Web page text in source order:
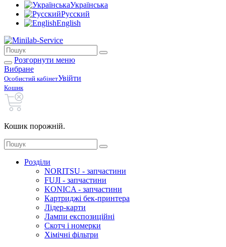
Українська
Русский
English
Розгорнути меню
Вибране
Особистий кабінетУвійти
Кошик
Кошик порожній.
Розділи
NORITSU - запчастини
FUJI - запчастини
KONICA - запчастини
Картриджі бек-принтера
Лідер-карти
Лампи експозиційні
Скотч і номерки
Хімічні фільтри